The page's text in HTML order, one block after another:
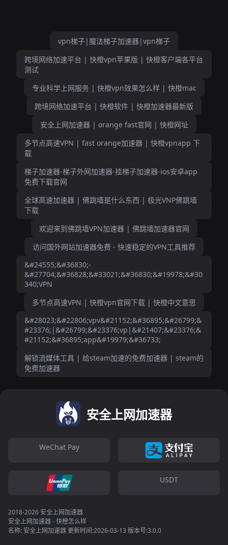
vpn梯子|魔法梯子加速器|vpn梯子
跨境网络加速平台 | 快橙vpn苹果版 | 快橙客户端各平台
测试
专业科学上网服务 | 快橙vpn效果怎么样 | 快橙mac
跨境网络加速平台 | 快橙软件 | 快橙加速器最新版
安全上网加速器 | orange fast官网 | 快橙网址
多节点高速VPN | fast orange加速器 | 快橙vpnapp 下
载
梯子加速器-梯子外网加速器-挂梯子加速器-ios安卓app
免费下载官网
全球高速加速器 | 佛跳墙是什么东西 | 极光VNP佛跳墙
下载
欢迎来到佛跳墙VPN加速器 | 佛跳墙加速器官网
访问国外网站加速器免费 - 快速稳定的VPN工具推荐
&#24555;&#36830;-
&#27704;&#36828;&#33021;&#36830;&#19978;&#30
340;VPN
多节点高速VPN | 快橙vpn官网下载 | 快橙中文意思
&#28023;&#22806;vpv&#21152;&#36895;&#26799;&
#23376;|&#26799;&#23376;vp|&#21407;&#23376;&
#21152;&#36895;app&#19979;&#36733;
解锁流媒体工具 | 给steam加速的免费加速器 | steam的
免费加速器
安全上网加速器
WeChat Pay
USDT
2018-2026 安全上网加速器
安全上网加速器 - 快橙怎么样
名称: 安全上网加速器 更新时间:2026-03-13 版本号:3.0.0